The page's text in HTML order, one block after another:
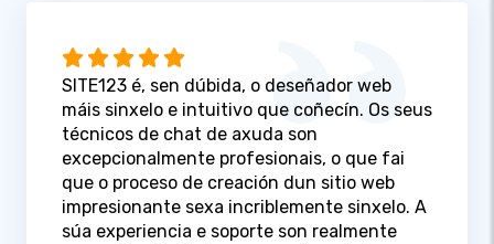
SITE123 é, sen dúbida, o deseñador web
máis sinxelo e intuitivo que coñecín. Os seus
técnicos de chat de axuda son
excepcionalmente profesionais, o que fai
que o proceso de creación dun sitio web
impresionante sexa incriblemente sinxelo. A
súa experiencia e soporte son realmente